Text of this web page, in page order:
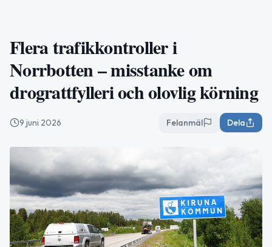
Flera trafikkontroller i
Norrbotten – misstanke om
drograttfylleri och olovlig körning
9 juni 2026 Felanmäl Dela